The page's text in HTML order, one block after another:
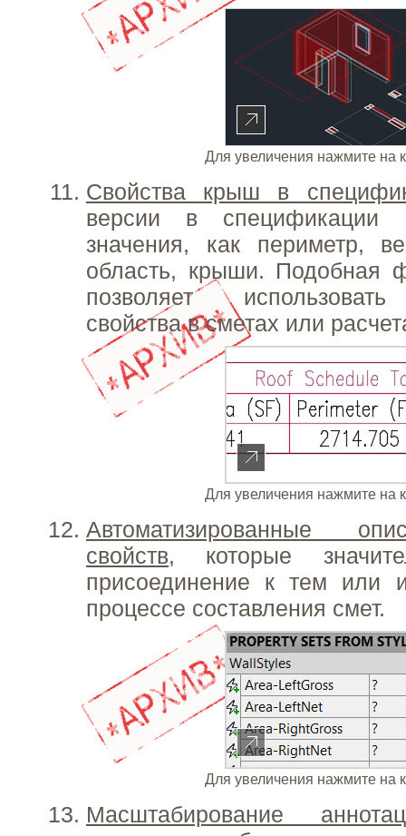
Для увеличения нажмите на
Свойства крыш в
версии в спецификации
значения, как периметр,
область, крыши. Подобная
позволяет
свойства в сметах или
Для увеличения нажмите на
Автоматизированные
свойств, которые
присоединение к тем или
процессе составления смет.
Для увеличения нажмите на
Масштабирование